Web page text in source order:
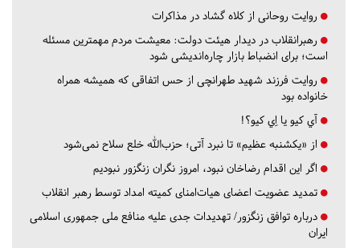
روایت روحانی از کلاه گشاد در مذاکرات
رهبرانقلاب در دیدار هیئت دولت: معیشت مردم مهمترین مسئله
است؛ برای انضباط بازار چاره‌اندیشی شود
روایت فرزند شهید طهرانچی از حس اتفاقی که همیشه همراه
خانواده بود
آي كيو يا اِي كيو؟!
از «یکشنبه عظیم» تا نبرد آتی؛ حزب‌الله خلع سلاح نمی‌شود
اگر این اقدام رضاخان نبود، امروز نگران زنگزور نبودیم
تمدید عضویت اعضای هیات‌امنای کمیته امداد توسط رهبر انقلاب
درباره توافق زنگزور/ تهدیدات جدی علیه منافع ملی جمهوری اسلامی
ایران